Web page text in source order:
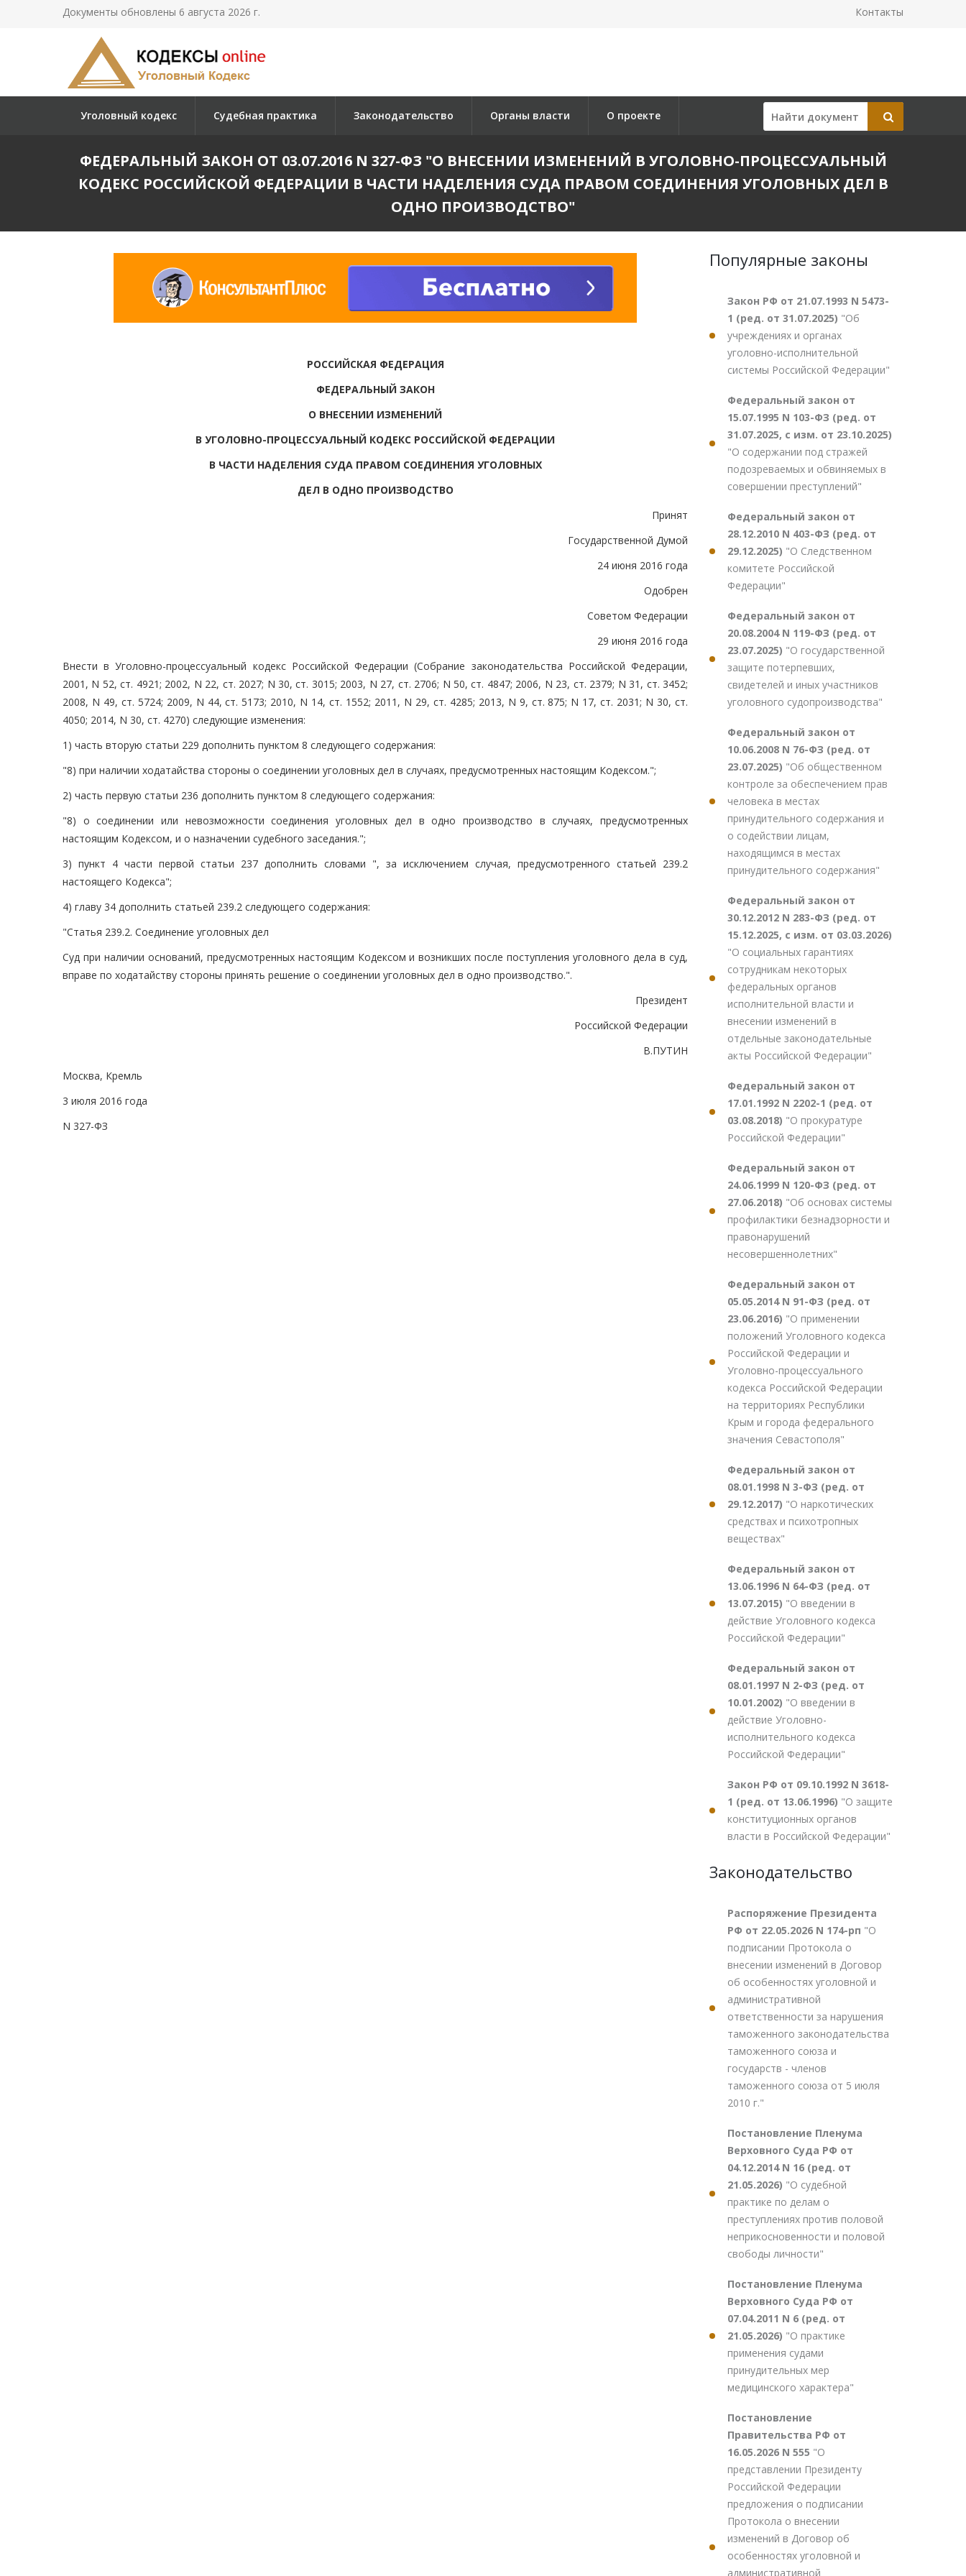
Документы обновлены 6 августа 2026 г. Контакты
Уголовный кодекс Судебная практика Законодательство Органы власти О проекте
ФЕДЕРАЛЬНЫЙ ЗАКОН ОТ 03.07.2016 N 327-ФЗ "О ВНЕСЕНИИ ИЗМЕНЕНИЙ В УГОЛОВНО-ПРОЦЕССУАЛЬНЫЙ
КОДЕКС РОССИЙСКОЙ ФЕДЕРАЦИИ В ЧАСТИ НАДЕЛЕНИЯ СУДА ПРАВОМ СОЕДИНЕНИЯ УГОЛОВНЫХ ДЕЛ В
ОДНО ПРОИЗВОДСТВО"
РОССИЙСКАЯ ФЕДЕРАЦИЯ
ФЕДЕРАЛЬНЫЙ ЗАКОН
О ВНЕСЕНИИ ИЗМЕНЕНИЙ
В УГОЛОВНО-ПРОЦЕССУАЛЬНЫЙ КОДЕКС РОССИЙСКОЙ ФЕДЕРАЦИИ
В ЧАСТИ НАДЕЛЕНИЯ СУДА ПРАВОМ СОЕДИНЕНИЯ УГОЛОВНЫХ
ДЕЛ В ОДНО ПРОИЗВОДСТВО
Принят
Государственной Думой
24 июня 2016 года
Одобрен
Советом Федерации
29 июня 2016 года
Внести в Уголовно-процессуальный кодекс Российской Федерации (Собрание законодательства Российской Федерации,
2001, N 52, ст. 4921; 2002, N 22, ст. 2027; N 30, ст. 3015; 2003, N 27, ст. 2706; N 50, ст. 4847; 2006, N 23, ст. 2379; N 31, ст. 3452;
2008, N 49, ст. 5724; 2009, N 44, ст. 5173; 2010, N 14, ст. 1552; 2011, N 29, ст. 4285; 2013, N 9, ст. 875; N 17, ст. 2031; N 30, ст.
4050; 2014, N 30, ст. 4270) следующие изменения:
1) часть вторую статьи 229 дополнить пунктом 8 следующего содержания:
"8) при наличии ходатайства стороны о соединении уголовных дел в случаях, предусмотренных настоящим Кодексом.";
2) часть первую статьи 236 дополнить пунктом 8 следующего содержания:
"8) о соединении или невозможности соединения уголовных дел в одно производство в случаях, предусмотренных
настоящим Кодексом, и о назначении судебного заседания.";
3) пункт 4 части первой статьи 237 дополнить словами ", за исключением случая, предусмотренного статьей 239.2
настоящего Кодекса";
4) главу 34 дополнить статьей 239.2 следующего содержания:
"Статья 239.2. Соединение уголовных дел
Суд при наличии оснований, предусмотренных настоящим Кодексом и возникших после поступления уголовного дела в суд,
вправе по ходатайству стороны принять решение о соединении уголовных дел в одно производство.".
Президент
Российской Федерации
В.ПУТИН
Москва, Кремль
3 июля 2016 года
N 327-ФЗ
Популярные законы
Закон РФ от 21.07.1993 N 5473-
1 (ред. от 31.07.2025) "Об
учреждениях и органах
уголовно-исполнительной
системы Российской Федерации"
Федеральный закон от
15.07.1995 N 103-ФЗ (ред. от
31.07.2025, с изм. от 23.10.2025)
"О содержании под стражей
подозреваемых и обвиняемых в
совершении преступлений"
Федеральный закон от
28.12.2010 N 403-ФЗ (ред. от
29.12.2025) "О Следственном
комитете Российской
Федерации"
Федеральный закон от
20.08.2004 N 119-ФЗ (ред. от
23.07.2025) "О государственной
защите потерпевших,
свидетелей и иных участников
уголовного судопроизводства"
Федеральный закон от
10.06.2008 N 76-ФЗ (ред. от
23.07.2025) "Об общественном
контроле за обеспечением прав
человека в местах
принудительного содержания и
о содействии лицам,
находящимся в местах
принудительного содержания"
Федеральный закон от
30.12.2012 N 283-ФЗ (ред. от
15.12.2025, с изм. от 03.03.2026)
"О социальных гарантиях
сотрудникам некоторых
федеральных органов
исполнительной власти и
внесении изменений в
отдельные законодательные
акты Российской Федерации"
Федеральный закон от
17.01.1992 N 2202-1 (ред. от
03.08.2018) "О прокуратуре
Российской Федерации"
Федеральный закон от
24.06.1999 N 120-ФЗ (ред. от
27.06.2018) "Об основах системы
профилактики безнадзорности и
правонарушений
несовершеннолетних"
Федеральный закон от
05.05.2014 N 91-ФЗ (ред. от
23.06.2016) "О применении
положений Уголовного кодекса
Российской Федерации и
Уголовно-процессуального
кодекса Российской Федерации
на территориях Республики
Крым и города федерального
значения Севастополя"
Федеральный закон от
08.01.1998 N 3-ФЗ (ред. от
29.12.2017) "О наркотических
средствах и психотропных
веществах"
Федеральный закон от
13.06.1996 N 64-ФЗ (ред. от
13.07.2015) "О введении в
действие Уголовного кодекса
Российской Федерации"
Федеральный закон от
08.01.1997 N 2-ФЗ (ред. от
10.01.2002) "О введении в
действие Уголовно-
исполнительного кодекса
Российской Федерации"
Закон РФ от 09.10.1992 N 3618-
1 (ред. от 13.06.1996) "О защите
конституционных органов
власти в Российской Федерации"
Законодательство
Распоряжение Президента
РФ от 22.05.2026 N 174-рп "О
подписании Протокола о
внесении изменений в Договор
об особенностях уголовной и
административной
ответственности за нарушения
таможенного законодательства
таможенного союза и
государств - членов
таможенного союза от 5 июля
2010 г."
Постановление Пленума
Верховного Суда РФ от
04.12.2014 N 16 (ред. от
21.05.2026) "О судебной
практике по делам о
преступлениях против половой
неприкосновенности и половой
свободы личности"
Постановление Пленума
Верховного Суда РФ от
07.04.2011 N 6 (ред. от
21.05.2026) "О практике
применения судами
принудительных мер
медицинского характера"
Постановление
Правительства РФ от
16.05.2026 N 555 "О
представлении Президенту
Российской Федерации
предложения о подписании
Протокола о внесении
изменений в Договор об
особенностях уголовной и
административной